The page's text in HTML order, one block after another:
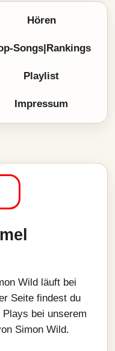
Hören
Songs|Rankings
Playlist
Impressum
Wild läuft bei
Seite findest du
bei unserem
Simon Wild.